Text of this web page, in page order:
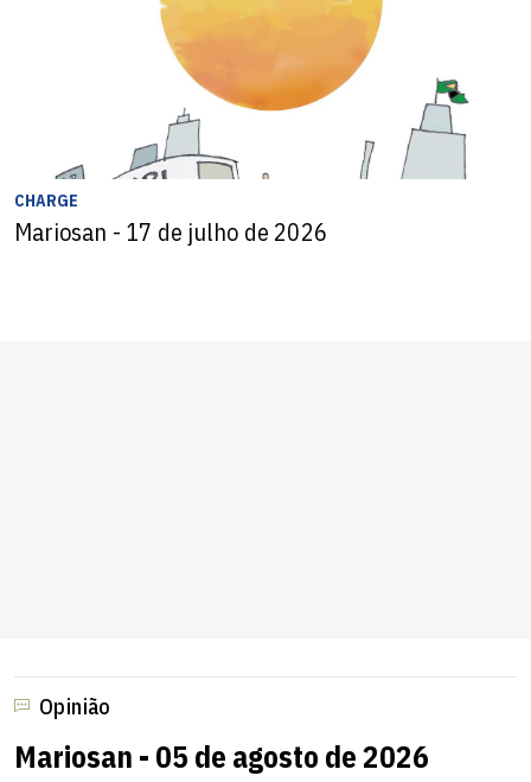
CHARGE
Mariosan - 17 de julho de 2026
Opinião
Mariosan - 05 de agosto de 2026